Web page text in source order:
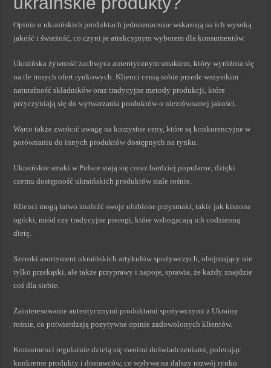
Opinie o ukraińskich produktach jednoznacznie wskazują na ich wysoką
jakość i świeżość, co czyni je atrakcyjnym wyborem dla konsumentów.
Ukraińska żywność zachwyca autentycznym smakiem, który wyróżnia się
na tle innych ofert rynkowych. Klienci cenią sobie przede wszystkim
naturalność składników oraz tradycyjne metody produkcji, które
przyczyniają się do wytwarzania produktów o niezrównanej jakości.
Warto także zwrócić uwagę na korzystne ceny, które są konkurencyjne w
porównaniu do innych produktów dostępnych na rynku.
Ukraińskie smaki w Polsce stają się coraz bardziej popularne, dzięki
czemu dostępność ukraińskich produktów stale rośnie.
Klienci mogą łatwo znaleźć swoje ulubione przysmaki, takie jak kiszone
ogórki, miód czy tradycyjne pierogi, które wzbogacają ich codzienną
dietę.
Szeroki asortyment ukraińskich artykułów spożywczych, obejmujący nie
tylko przekąski, ale także przyprawy i napoje, sprawia, że każdy znajdzie
coś dla siebie.
Zainteresowanie autentycznymi produktami spożywczymi z Ukrainy
rośnie, co potwierdzają pozytywne opinie zadowolonych klientów.
Konsumenci regularnie dzielą się swoimi doświadczeniami, polecając
konkretne produkty i dostawców, co wpływa na dalszy rozwój rynku